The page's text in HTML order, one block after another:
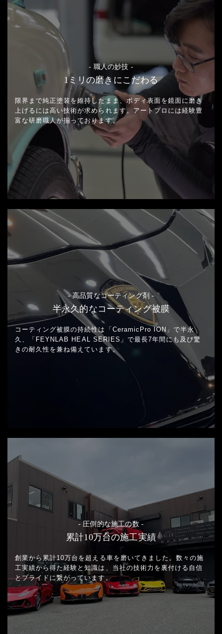
- 職人の妙技 -
1ミリの磨きにこだわる
限界まで純正塗装を維持したまま、ボディ表面を鏡面に磨き
上げるには高い技術が求められます。 アートプロには経験豊
富な研磨職人が揃っております。
- 高品質なコーティング剤 -
半永久的なコーティング被膜
コーティング被膜の持続性は「CeramicPro ION」で半永
久、
「FEYNLAB HEAL SERIES」で最長7年間にも及び驚
きの耐久性を兼ね備えています。
- 圧倒的な施工の数 -
累計10万台の施工実績
創業から累計10万台を超える車を磨いてきました。 数々の施
工実績から得た経験と知識は、当社の技術力を裏付ける 自信
とプライドに繋がっています。